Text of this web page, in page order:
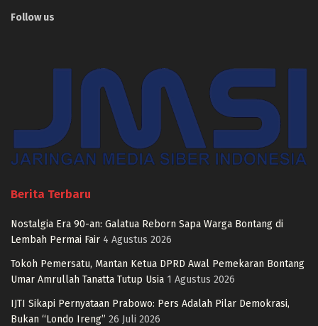
Follow us
Berita Terbaru
Nostalgia Era 90-an: Galatua Reborn Sapa Warga Bontang di
Lembah Permai Fair 4 Agustus 2026
Tokoh Pemersatu, Mantan Ketua DPRD Awal Pemekaran Bontang
Umar Amrullah Tanatta Tutup Usia 1 Agustus 2026
IJTI Sikapi Pernyataan Prabowo: Pers Adalah Pilar Demokrasi,
Bukan “Londo Ireng” 26 Juli 2026